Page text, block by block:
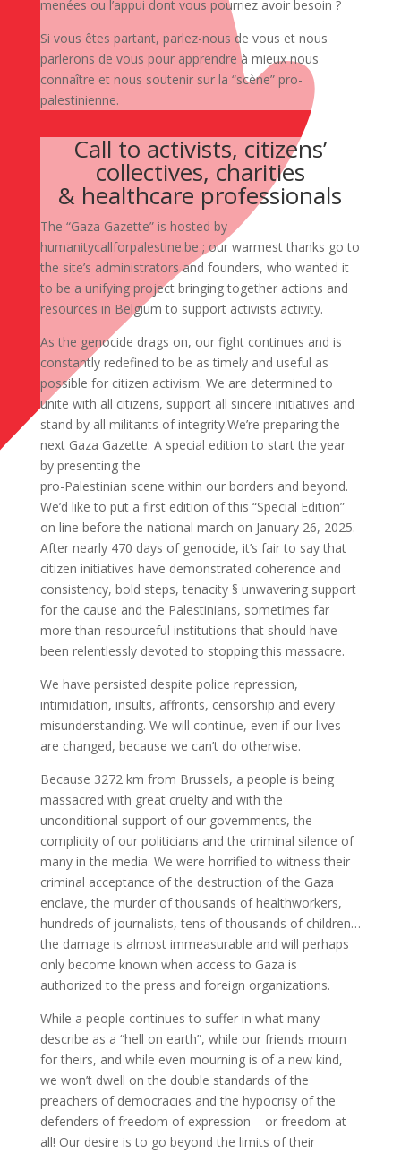
menées ou l’appui dont vous pourriez avoir besoin ?
Si vous êtes partant, parlez-nous de vous et nous
parlerons de vous pour apprendre à mieux nous
connaître et nous soutenir sur la “scène” pro-
palestinienne.
Call to activists, citizens’
collectives, charities
& healthcare professionals
The “Gaza Gazette” is hosted by
humanitycallforpalestine.be ; our warmest thanks go to
the site’s administrators and founders, who wanted it
to be a unifying project bringing together actions and
resources in Belgium to support activists activity.
As the genocide drags on, our fight continues and is
constantly redefined to be as timely and useful as
possible for citizen activism. We are determined to
unite with all citizens, support all sincere initiatives and
stand by all militants of integrity.We’re preparing the
next Gaza Gazette. A special edition to start the year
by presenting the
pro-Palestinian scene within our borders and beyond.
We’d like to put a first edition of this “Special Edition”
on line before the national march on January 26, 2025.
After nearly 470 days of genocide, it’s fair to say that
citizen initiatives have demonstrated coherence and
consistency, bold steps, tenacity § unwavering support
for the cause and the Palestinians, sometimes far
more than resourceful institutions that should have
been relentlessly devoted to stopping this massacre.
We have persisted despite police repression,
intimidation, insults, affronts, censorship and every
misunderstanding. We will continue, even if our lives
are changed, because we can’t do otherwise.
Because 3272 km from Brussels, a people is being
massacred with great cruelty and with the
unconditional support of our governments, the
complicity of our politicians and the criminal silence of
many in the media. We were horrified to witness their
criminal acceptance of the destruction of the Gaza
enclave, the murder of thousands of healthworkers,
hundreds of journalists, tens of thousands of children…
the damage is almost immeasurable and will perhaps
only become known when access to Gaza is
authorized to the press and foreign organizations.
While a people continues to suffer in what many
describe as a “hell on earth”, while our friends mourn
for theirs, and while even mourning is of a new kind,
we won’t dwell on the double standards of the
preachers of democracies and the hypocrisy of the
defenders of freedom of expression – or freedom at
all! Our desire is to go beyond the limits of their